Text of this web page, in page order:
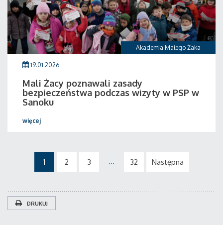
Akademia Małego Żaka
19.01.2026
Mali Żacy poznawali zasady
bezpieczeństwa podczas wizyty w PSP w
Sanoku
więcej
1 2 3 ... 32 Następna
DRUKUJ